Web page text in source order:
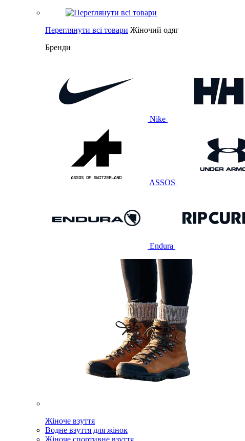
Переглянути всі товари Жіночий одяг
Бренди
Nike
ASSOS
Endura
Жіноче взуття
Водне взуття для жінок
Жіноче спортивне взуття